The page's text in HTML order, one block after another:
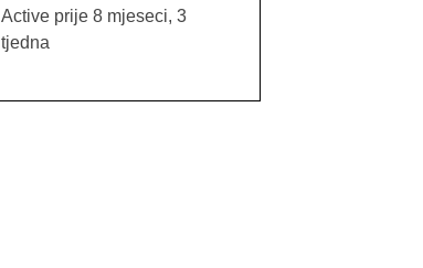
Active prije 8 mjeseci, 3
tjedna